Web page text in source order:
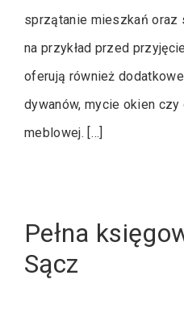
sprzątanie mieszkań oraz
na przykład przed
oferują również
dywanów, mycie okien
meblowej. […]
Pełna
Sącz